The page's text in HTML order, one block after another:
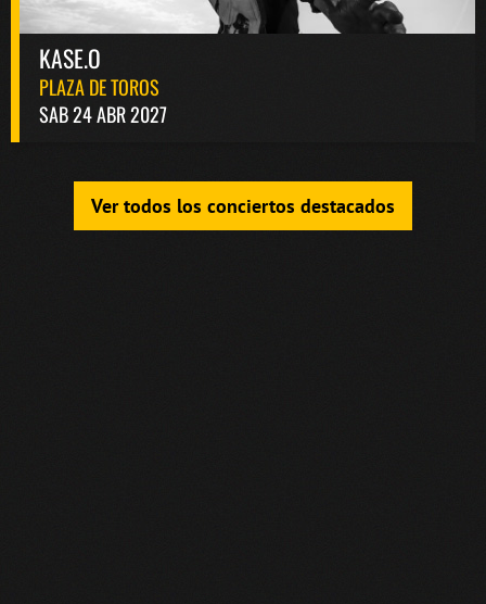
KASE.O
PLAZA DE TOROS
SAB 24 ABR 2027
Ver todos los conciertos destacados